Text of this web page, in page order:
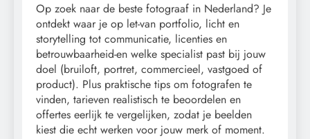
Op zoek naar de beste fotograaf in Nederland? Je
ontdekt waar je op let-van portfolio, licht en
storytelling tot communicatie, licenties en
betrouwbaarheid-en welke specialist past bij jouw
doel (bruiloft, portret, commercieel, vastgoed of
product). Plus praktische tips om fotografen te
vinden, tarieven realistisch te beoordelen en
offertes eerlijk te vergelijken, zodat je beelden
kiest die echt werken voor jouw merk of moment.